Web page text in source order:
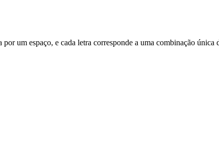
um espaço, e cada letra corresponde a uma combinação única